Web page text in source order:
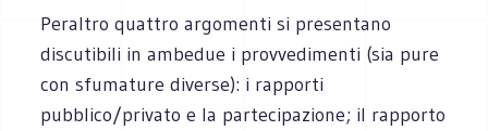
Peraltro quattro argomenti si presentano
discutibili in ambedue i provvedimenti (sia pure
con sfumature diverse): i rapporti
pubblico/privato e la partecipazione; il rapporto